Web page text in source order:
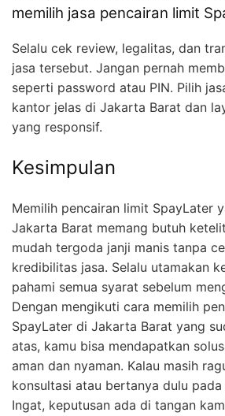
memilih jasa pencairan limit
Selalu cek review, legalitas, dan
jasa tersebut. Jangan pernah
seperti password atau PIN. Pilih
kantor jelas di Jakarta Barat dan
yang responsif.
Kesimpulan
Memilih pencairan limit SpayLater
Jakarta Barat memang butuh
mudah tergoda janji manis tanpa
kredibilitas jasa. Selalu utamakan
pahami semua syarat sebelum
Dengan mengikuti cara memilih
SpayLater di Jakarta Barat yang
atas, kamu bisa mendapatkan
aman dan nyaman. Kalau masih
konsultasi atau bertanya dulu pada
Ingat, keputusan ada di tangan